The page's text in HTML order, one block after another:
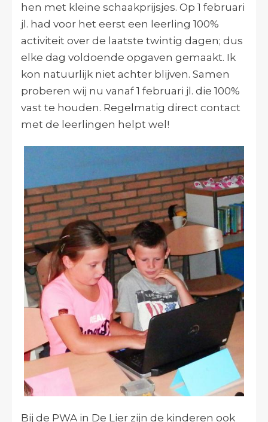
hen met kleine schaakprijsjes. Op 1 februari
jl. had voor het eerst een leerling 100%
activiteit over de laatste twintig dagen; dus
elke dag voldoende opgaven gemaakt. Ik
kon natuurlijk niet achter blijven. Samen
proberen wij nu vanaf 1 februari jl. die 100%
vast te houden. Regelmatig direct contact
met de leerlingen helpt wel!
Bij de PWA in De Lier zijn de kinderen ook